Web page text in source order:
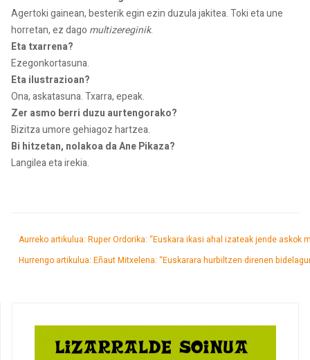
Agertoki gainean, besterik egin ezin duzula jakitea. Toki eta une
horretan, ez dago multizereginik.
Eta txarrena?
Ezegonkortasuna.
Eta ilustrazioan?
Ona, askatasuna. Txarra, epeak.
Zer asmo berri duzu aurtengorako?
Bizitza umore gehiagoz hartzea.
Bi hitzetan, nolakoa da Ane Pikaza?
Langilea eta irekia.
Aurreko artikulua: Ruper Ordorika: “Euskara ikasi ahal izateak jende askok
Hurrengo artikulua: Eñaut Mitxelena: “Euskarara hurbiltzen direnen